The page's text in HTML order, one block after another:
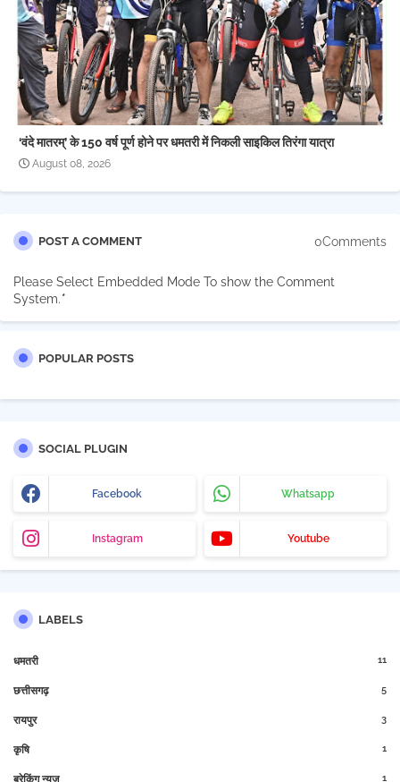
‘वंदे मातरम्’ के 150 वर्ष पूर्ण होने पर धमतरी में निकली साइकिल तिरंगा यात्रा
August 08, 2026
POST A COMMENT 0Comments
Please Select Embedded Mode To show the Comment
System.*
POPULAR POSTS
SOCIAL PLUGIN
Facebook Whatsapp
Instagram Youtube
LABELS
धमतरी 11
छत्तीसगढ़ 5
रायपुर 3
कृषि 1
ब्रेकिंग न्यूज़ 1